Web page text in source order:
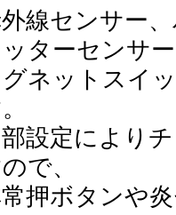
線センサー
ターセンサ
ネットスイ
設定により
で、
押ボタンや